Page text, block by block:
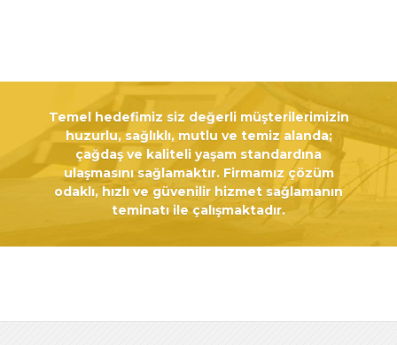
Temel hedefimiz siz değerli müşterilerimizin
huzurlu, sağlıklı, mutlu ve temiz alanda;
çağdaş ve kaliteli yaşam standardına
ulaşmasını sağlamaktır. Firmamız çözüm
odaklı, hızlı ve güvenilir hizmet sağlamanın
teminatı ile çalışmaktadır.